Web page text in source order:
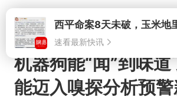
速看最新快讯
机器狗能“闻”到味
能迈入嗅探分析预警